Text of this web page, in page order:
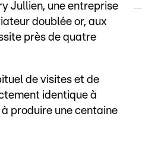
Jullien, une entreprise
doublée or, aux
près de quatre
de visites et de
identique à
produire une centaine